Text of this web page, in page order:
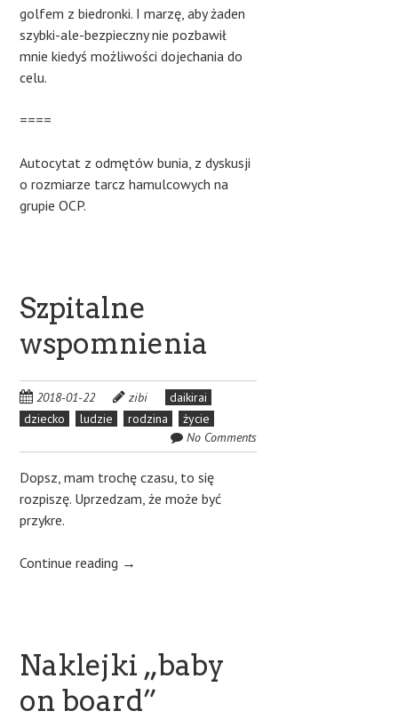
golfem z biedronki. I marzę, aby żaden
szybki-ale-bezpieczny nie pozbawił
mnie kiedyś możliwości dojechania do
celu.
====
Autocytat z odmętów bunia, z dyskusji
o rozmiarze tarcz hamulcowych na
grupie OCP.
Szpitalne
wspomnienia
2018-01-22 zibi
daikirai
dziecko
ludzie rodzina
życie
No Comments
Dopsz, mam trochę czasu, to się
rozpiszę. Uprzedzam, że może być
przykre.
Continue reading →
Naklejki „baby
on board”